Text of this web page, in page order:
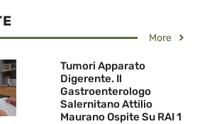
More
Tumori Apparato
Digerente. Il
Gastroenterologo
Salernitano Attilio
Maurano Ospite Su RAI 1